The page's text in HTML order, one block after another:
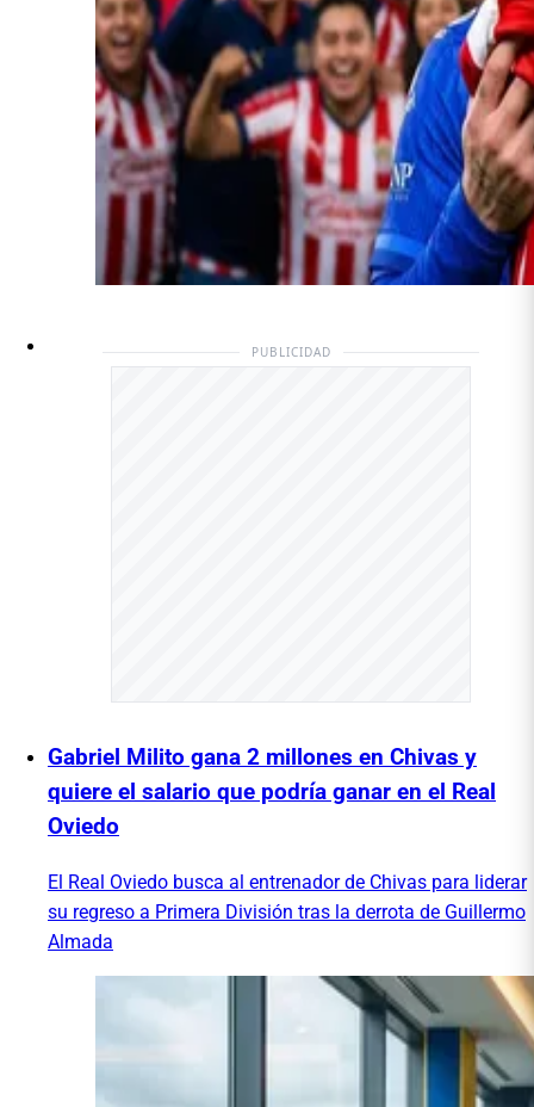
PUBLICIDAD
Gabriel Milito gana 2 millones en Chivas y
quiere el salario que podría ganar en el Real
Oviedo
El Real Oviedo busca al entrenador de Chivas para liderar
su regreso a Primera División tras la derrota de Guillermo
Almada